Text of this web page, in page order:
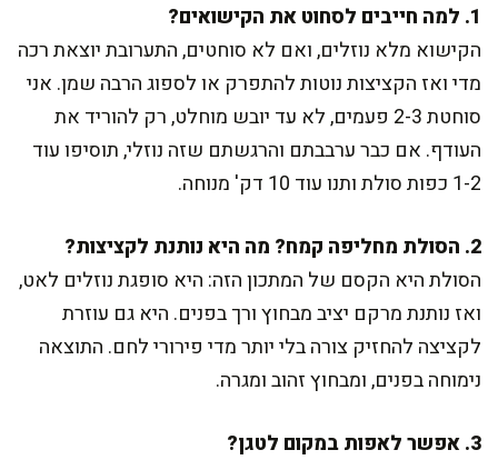
1. למה חייבים לסחוט את הקישואים?
הקישוא מלא נוזלים, ואם לא סוחטים, התערובת יוצאת רכה
מדי ואז הקציצות נוטות להתפרק או לספוג הרבה שמן. אני
סוחטת 2-3 פעמים, לא עד יובש מוחלט, רק להוריד את
העודף. אם כבר ערבבתם והרגשתם שזה נוזלי, תוסיפו עוד
1-2 כפות סולת ותנו עוד 10 דק' מנוחה.
2. הסולת מחליפה קמח? מה היא נותנת לקציצות?
הסולת היא הקסם של המתכון הזה: היא סופגת נוזלים לאט,
ואז נותנת מרקם יציב מבחוץ ורך בפנים. היא גם עוזרת
לקציצה להחזיק צורה בלי יותר מדי פירורי לחם. התוצאה
נימוחה בפנים, ומבחוץ זהוב ומגרה.
3. אפשר לאפות במקום לטגן?